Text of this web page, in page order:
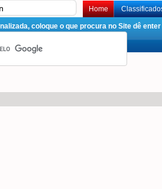
Home
coloque o que procura no Site dê